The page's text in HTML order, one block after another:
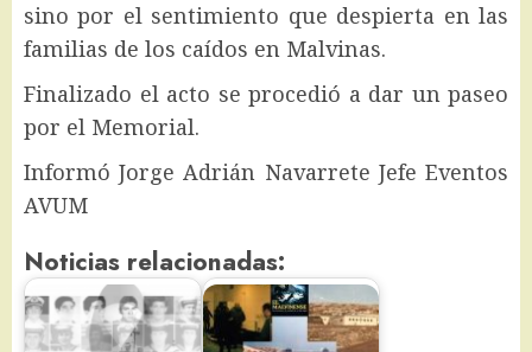
sino por el sentimiento que despierta en las
familias de los caídos en Malvinas.
Finalizado el acto se procedió a dar un paseo
por el Memorial.
Informó Jorge Adrián Navarrete Jefe Eventos
AVUM
Noticias relacionadas: